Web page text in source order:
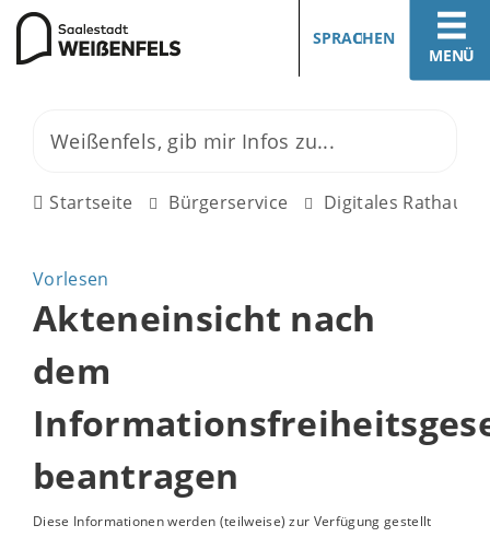
MENÜ
SPRACHEN
Startseite Bürgerservice Digitales Rathaus
Vorlesen
Akteneinsicht nach
dem
beantragen
Diese Informationen werden (teilweise) zur Verfügung gestellt